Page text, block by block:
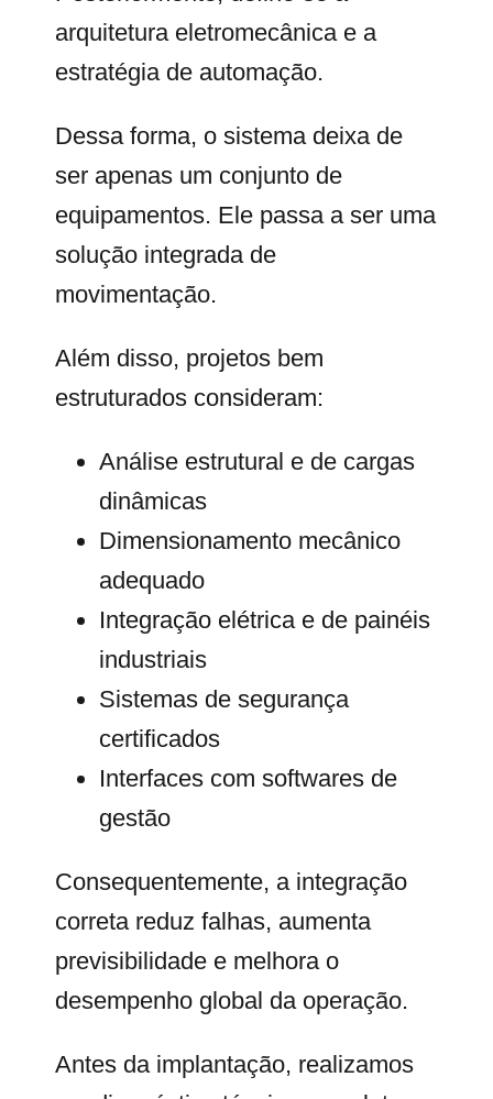
arquitetura eletromecânica e a
estratégia de automação.
Dessa forma, o sistema deixa de
ser apenas um conjunto de
equipamentos. Ele passa a ser uma
solução integrada de
movimentação.
Além disso, projetos bem
estruturados consideram:
Análise estrutural e de cargas
dinâmicas
Dimensionamento mecânico
adequado
Integração elétrica e de painéis
industriais
Sistemas de segurança
certificados
Interfaces com softwares de
gestão
Consequentemente, a integração
correta reduz falhas, aumenta
previsibilidade e melhora o
desempenho global da operação.
Antes da implantação, realizamos